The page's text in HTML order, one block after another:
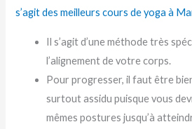
s’agit des meilleurs cours de yoga à
Il s’agit d’une méthode très
l’alignement de votre corps.
Pour progresser, il faut être
surtout assidu puisque vous
mêmes postures jusqu’à